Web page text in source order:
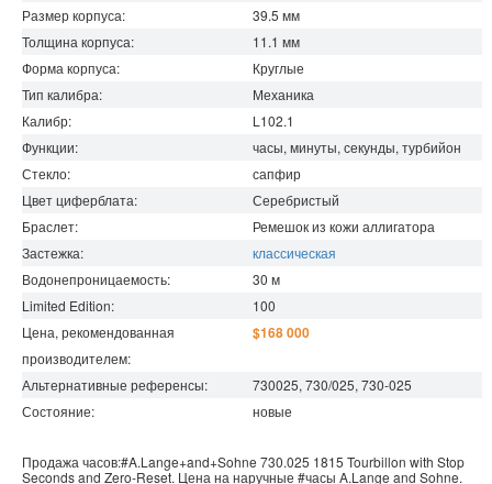
Размер корпуса:
39.5 мм
Толщина корпуса:
11.1 мм
Форма корпуса:
Круглые
Тип калибра:
Механика
Калибр:
L102.1
Функции:
часы, минуты, секунды, турбийон
Стекло:
сапфир
Цвет циферблата:
Серебристый
Браслет:
Ремешок из кожи аллигатора
Застежка:
классическая
Водонепроницаемость: 30 м
Limited Edition:
100
Цена, рекомендованная
производителем:
$168 000
Альтернативные референсы:
730025, 730/025, 730-025
Состояние:
новые
Продажа часов:#A.Lange+and+Sohne 730.025 1815 Tourbillon with Stop
Seconds and Zero-Reset. Цена на наручные #часы A.Lange and Sohne.